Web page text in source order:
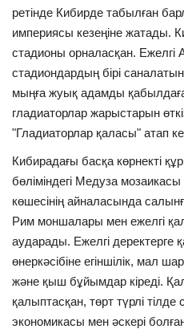
ретінде Кибирде табылған
империясы кезеңіне жатады.
стадионы орналасқан.
стадиондардың бірі
мыңға жуық адамды
гладиаторлар жарыстарын
"Гладиаторлар қаласы" атап
Кибирадағы басқа көрнекті
бөліміндегі Медуза
көшесінің айналасында
Рим моншалары мен ежелгі
аударады. Ежелгі деректерге
өнеркәсібіне егіншілік, мал
және қыш бұйымдар кіреді.
қалыптасқан, төрт түрлі
экономикасы мен әскері